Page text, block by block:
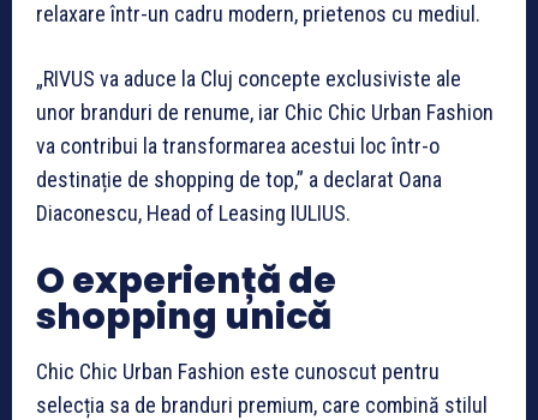
relaxare într-un cadru modern, prietenos cu mediul.
„RIVUS va aduce la Cluj concepte exclusiviste ale
unor branduri de renume, iar Chic Chic Urban Fashion
va contribui la transformarea acestui loc într-o
destinație de shopping de top,” a declarat Oana
Diaconescu, Head of Leasing IULIUS.
O experiență de
shopping unică
Chic Chic Urban Fashion este cunoscut pentru
selecția sa de branduri premium, care combină stilul